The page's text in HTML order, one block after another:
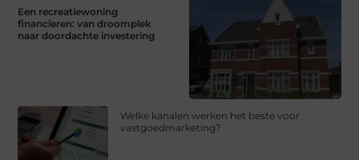
Een recreatiewoning
financieren: van droomplek
naar doordachte investering
Welke kanalen werken het beste voor
vastgoedmarketing?